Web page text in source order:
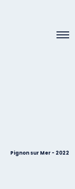
Pignon sur Mer - 2022